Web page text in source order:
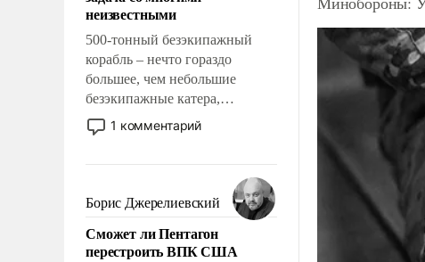
неизвестными
500-тонный безэкипажный
корабль – нечто гораздо
большее, чем небольшие
безэкипажные катера,
применение которых уже
стало обыденностью. Задача по
сложна и амбициозна. Однако
и ее реализация радикально
поднимет наши боевые
возможности.
1 комментарий
Борис Джерелиевский
Сможет ли Пентагон
перестроить ВПК США